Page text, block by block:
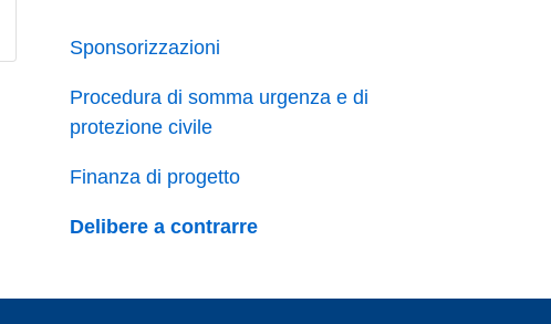
Sponsorizzazioni
Procedura di somma urgenza e di
protezione civile
Finanza di progetto
Delibere a contrarre